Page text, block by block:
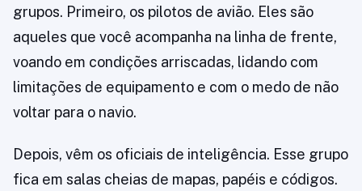
grupos. Primeiro, os pilotos de avião. Eles são
aqueles que você acompanha na linha de frente,
voando em condições arriscadas, lidando com
limitações de equipamento e com o medo de não
voltar para o navio.
Depois, vêm os oficiais de inteligência. Esse grupo
fica em salas cheias de mapas, papéis e códigos.